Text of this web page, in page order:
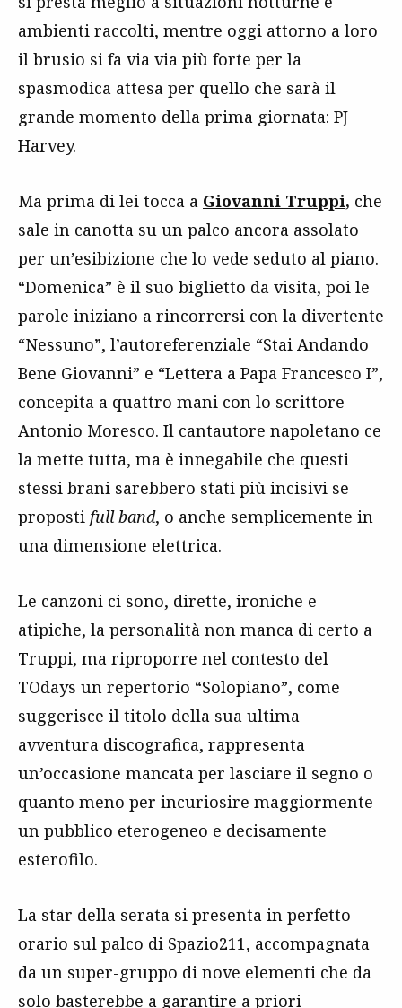
ambienti raccolti, mentre oggi attorno a loro
il brusio si fa via via più forte per la
spasmodica attesa per quello che sarà il
grande momento della prima giornata: PJ
Harvey.
Ma prima di lei tocca a Giovanni Truppi, che
sale in canotta su un palco ancora assolato
per un’esibizione che lo vede seduto al piano.
“Domenica” è il suo biglietto da visita, poi le
parole iniziano a rincorrersi con la divertente
“Nessuno”, l’autoreferenziale “Stai Andando
Bene Giovanni” e “Lettera a Papa Francesco I”,
concepita a quattro mani con lo scrittore
Antonio Moresco. Il cantautore napoletano ce
la mette tutta, ma è innegabile che questi
stessi brani sarebbero stati più incisivi se
proposti full band, o anche semplicemente in
una dimensione elettrica.
Le canzoni ci sono, dirette, ironiche e
atipiche, la personalità non manca di certo a
Truppi, ma riproporre nel contesto del
TOdays un repertorio “Solopiano”, come
suggerisce il titolo della sua ultima
avventura discografica, rappresenta
un’occasione mancata per lasciare il segno o
quanto meno per incuriosire maggiormente
un pubblico eterogeneo e decisamente
esterofilo.
La star della serata si presenta in perfetto
orario sul palco di Spazio211, accompagnata
da un super-gruppo di nove elementi che da
solo basterebbe a garantire a priori